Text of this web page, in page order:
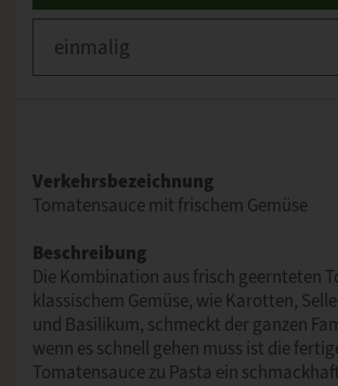
Verkehrsbezeichnung
Tomatensauce mit frischem Gemüse
Beschreibung
Die Kombination aus frisch geernteten
klassischem Gemüse, wie Karotten,
und Basilikum, schmeckt der ganzen
wenn es schnell gehen muss ist die
Tomatensauce zu Pasta ein